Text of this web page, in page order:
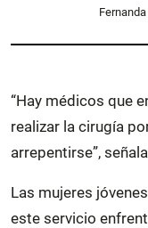
“Hay médicos que
realizar la cirugía
arrepentirse”,
Las mujeres
este servicio